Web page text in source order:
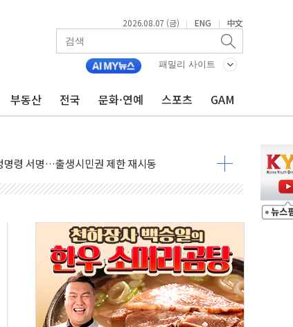
2026.08.07 (금) | ENG | 中文
패밀리 사이트
부동산 전국 문화·연예 스포츠 GAM
드'…휴가철 넘어 장기 고객 묶는다
세…한국 등엔 '합산 상한' 적용
금리·달러 동반 상승…시장, 美 고용지표 촉각
품 부족설 일축 "막대한 무기 보유"
…다음 과제는 '외형 확대'
·재매수·다운사이징 '저울질'
제한 검토에 유가 3% 급등…금값 보합
우 5거래일 랠리 '마침표'
합의 막바지.."美와 직접 협상 없어"
·김민석 후보 - 8월 7일